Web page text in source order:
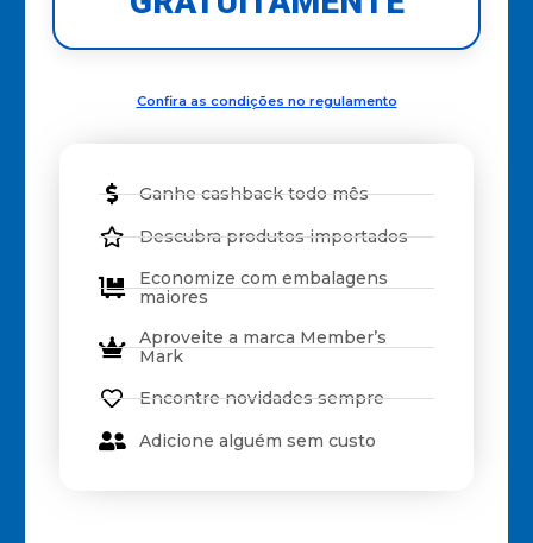
Confira as condições no regulamento
Ganhe cashback todo mês
Descubra produtos importados
Economize com embalagens
maiores
Aproveite a marca Member’s
Mark
Encontre novidades sempre
Adicione alguém sem custo